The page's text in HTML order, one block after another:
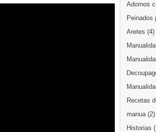
Adornos
Peinados
Aretes (4)
Recetas
manua (2)
Historias